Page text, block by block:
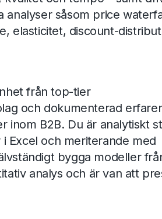
analyser såsom price
elasticitet, discount-
från top-tier
och dokumenterad
inom B2B. Du är analytiskt
Excel och meriterande med
bygga modeller
analys och är van att